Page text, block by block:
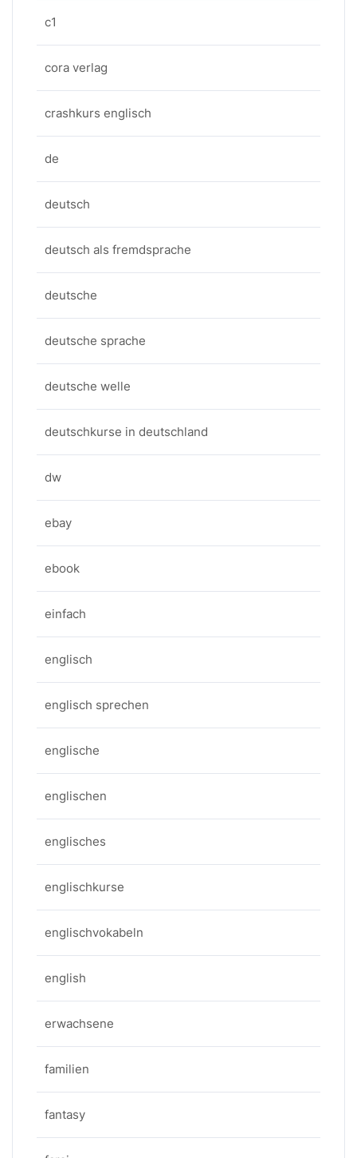
c1
cora verlag
crashkurs englisch
de
deutsch
deutsch als fremdsprache
deutsche
deutsche sprache
deutsche welle
deutschkurse in deutschland
dw
ebay
ebook
einfach
englisch
englisch sprechen
englische
englischen
englisches
englischkurse
englischvokabeln
english
erwachsene
familien
fantasy